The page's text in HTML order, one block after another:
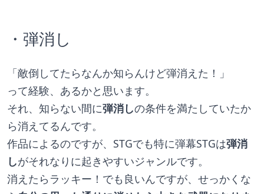
・弾消し
「敵倒してたらなんか知らんけど弾消えた！」
って経験、あるかと思います。
それ、知らない間に弾消しの条件を満たしていたか
ら消えてるんです。
作品によるのですが、STGでも特に弾幕STGは弾消
しがそれなりに起きやすいジャンルです。
消えたらラッキー！でも良いんですが、せっかくな